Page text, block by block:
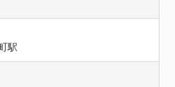
駅